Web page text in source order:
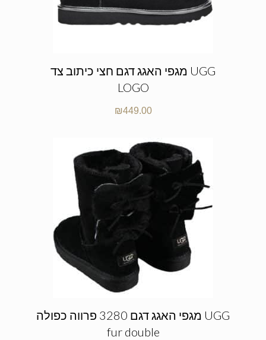
מגפי האגג דגם חצי כיתוב צד UGG
LOGO
₪449.00
מגפי האגג דגם 3280 פרווה כפולה UGG
fur double